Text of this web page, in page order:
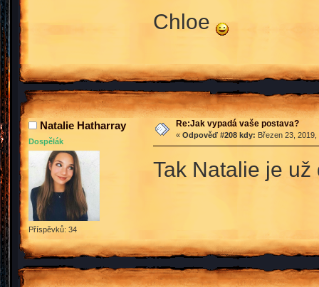
Chloe
Natalie Hatharray
Dospělák
Příspěvků: 34
Re:Jak vypadá vaše postava?
« Odpověď #208 kdy: Březen 23,
Tak Natalie je